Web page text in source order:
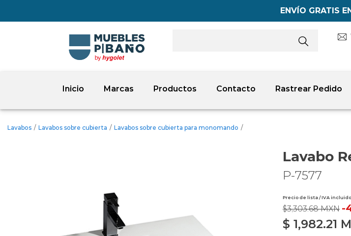
ENVÍO GRATIS
Inicio Marcas Productos Contacto Rastrear Pedido
Lavabos / Lavabos sobre cubierta / Lavabos sobre cubierta para monomando /
Lavabo
P-7577
Precio de lista / IVA incluido
$3,303.68 MXN -
$ 1,982.21